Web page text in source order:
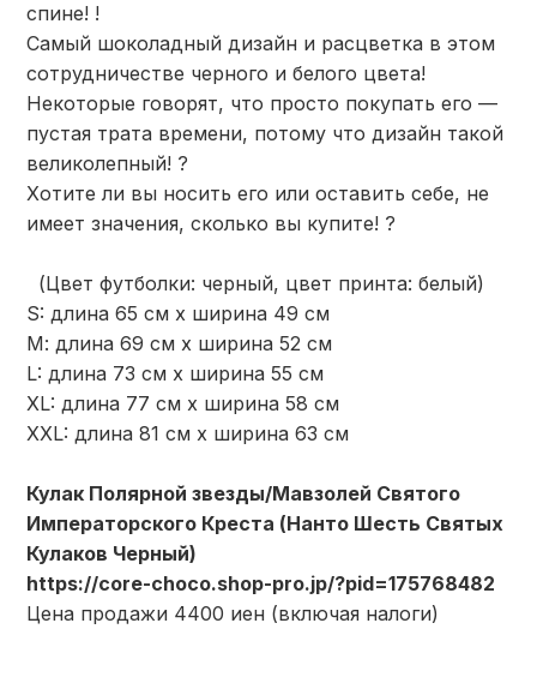
спине! !
Самый шоколадный дизайн и расцветка в этом
сотрудничестве черного и белого цвета!
Некоторые говорят, что просто покупать его —
пустая трата времени, потому что дизайн такой
великолепный! ?
Хотите ли вы носить его или оставить себе, не
имеет значения, сколько вы купите! ?
(Цвет футболки: черный, цвет принта: белый)
S: длина 65 см х ширина 49 см
М: длина 69 см х ширина 52 см
L: длина 73 см х ширина 55 см
XL: длина 77 см х ширина 58 см
XXL: длина 81 см х ширина 63 см
Кулак Полярной звезды/Мавзолей Святого
Императорского Креста (Нанто Шесть Святых
Кулаков Черный)
https://core-choco.shop-pro.jp/?pid=175768482
Цена продажи 4400 иен (включая налоги)